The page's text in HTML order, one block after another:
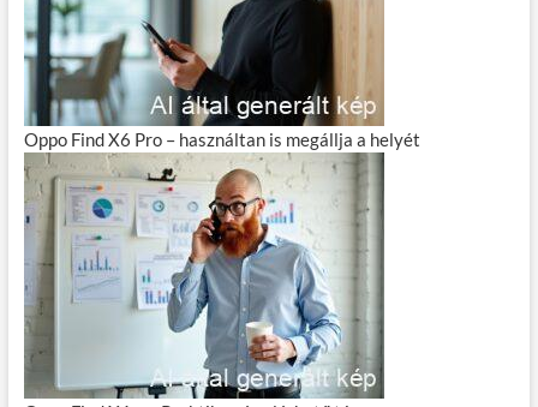
Oppo Find X6 Pro – használtan is megállja a helyét